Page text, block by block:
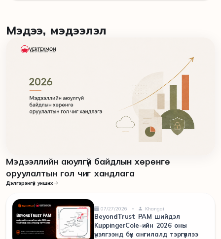
Мэдээ, мэдээлэл
Мэдээллийн аюулгүй байдлын хөрөнгө
оруулалтын гол чиг хандлага
Дэлгэрэнгүй унших
07/27/2026 Khangai
BeyondTrust PAM шийдэл
KuppingerCole-ийн 2026 оны
үнэлгээнд бүх ангилалд тэргүүллээ